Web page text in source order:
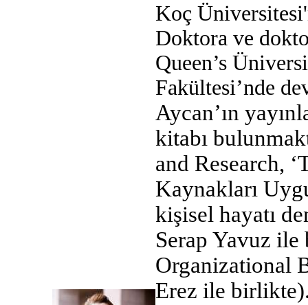
Koç
Doktora ve
Queen’s
Fakültesi’nde
Aycan’ın
kitabı
and Research,
Kaynakları
kişisel hayatı
Serap Yavuz
Organizational
Erez ile